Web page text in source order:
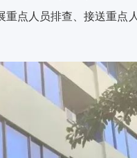
点人员排查、接送重点